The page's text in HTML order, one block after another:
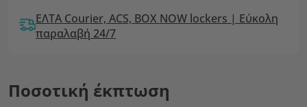
ΕΛΤΑ Courier, ACS, BOX NOW lockers | Εύκολη
παραλαβή 24/7
Ποσοτική έκπτωση